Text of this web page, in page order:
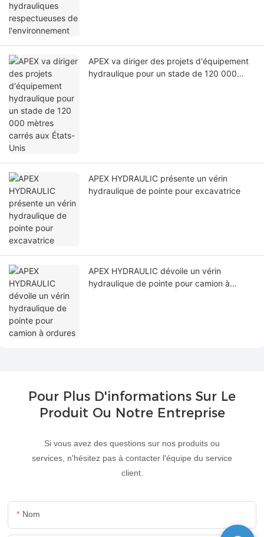
APEX va diriger des projets d'équipement
hydraulique pour un stade de 120 000
APEX HYDRAULIC présente un vérin
hydraulique de pointe pour excavatrice
APEX HYDRAULIC dévoile un vérin
hydraulique de pointe pour camion à
Pour Plus D'informations Sur Le
Produit Ou Notre Entreprise
Si vous avez des questions sur nos produits ou
services, n'hésitez pas à contacter l'équipe du service
client.
Nom